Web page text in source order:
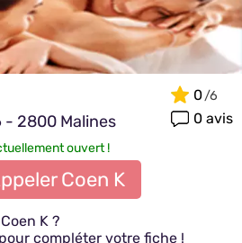
- 2800 Malines
0
0 avis
ouvert !
Coen K
K ?
pour compléter votre fiche !